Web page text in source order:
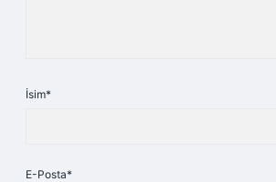
İsim*
E-Posta*